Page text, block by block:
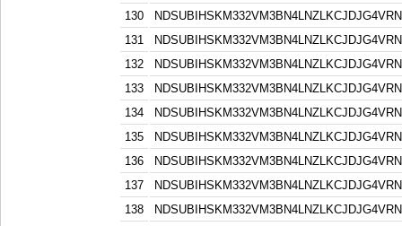
130
131
132
133
134
135
136
137
138